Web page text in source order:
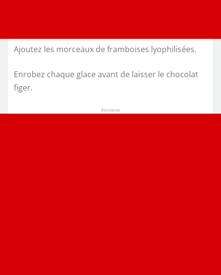
Ajoutez les morceaux de framboises lyophilisées.
Enrobez chaque glace avant de laisser le chocolat
figer.
Annonce